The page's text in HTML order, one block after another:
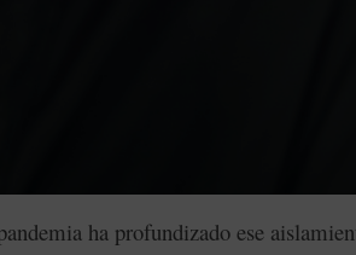
ha profundizado ese